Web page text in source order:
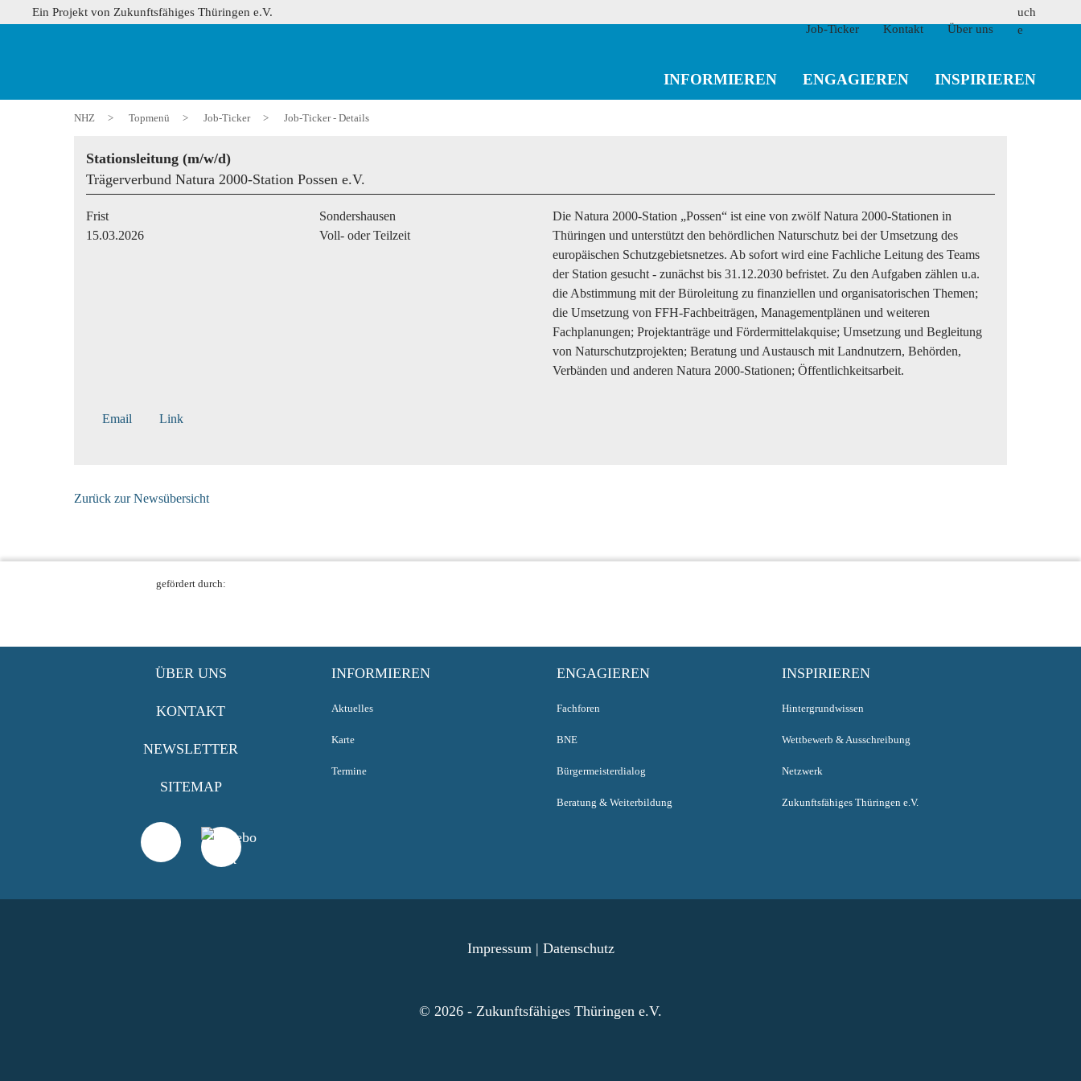
Ein Projekt von Zukunftsfähiges Thüringen e.V.
Job-Ticker
Kontakt Über uns
INFORMIEREN ENGAGIEREN INSPIRIEREN
NHZ > Topmenü > Job-Ticker > Job-Ticker - Details
Stationsleitung (m/w/d)
Trägerverbund Natura 2000-Station Possen e.V.
Frist
15.03.2026
Sondershausen
Voll- oder Teilzeit
Die Natura 2000-Station „Possen“ ist eine von zwölf Natura 2000-Stationen in
Thüringen und unterstützt den behördlichen Naturschutz bei der Umsetzung des
europäischen Schutzgebietsnetzes. Ab sofort wird eine Fachliche Leitung des Teams
der Station gesucht - zunächst bis 31.12.2030 befristet. Zu den Aufgaben zählen u.a.
die Abstimmung mit der Büroleitung zu finanziellen und organisatorischen Themen;
die Umsetzung von FFH-Fachbeiträgen, Managementplänen und weiteren
Fachplanungen; Projektanträge und Fördermittelakquise; Umsetzung und Begleitung
von Naturschutzprojekten; Beratung und Austausch mit Landnutzern, Behörden,
Verbänden und anderen Natura 2000-Stationen; Öffentlichkeitsarbeit.
Email Link
Zurück zur Newsübersicht
gefördert durch:
ÜBER UNS
KONTAKT
NEWSLETTER
SITEMAP
INFORMIEREN
Aktuelles
Karte
Termine
ENGAGIEREN
Fachforen
BNE
Bürgermeisterdialog
Beratung & Weiterbildung
INSPIRIEREN
Hintergrundwissen
Wettbewerb & Ausschreibung
Netzwerk
Zukunftsfähiges Thüringen e.V.
Impressum| Datenschutz
© 2026 - Zukunftsfähiges Thüringen e.V.